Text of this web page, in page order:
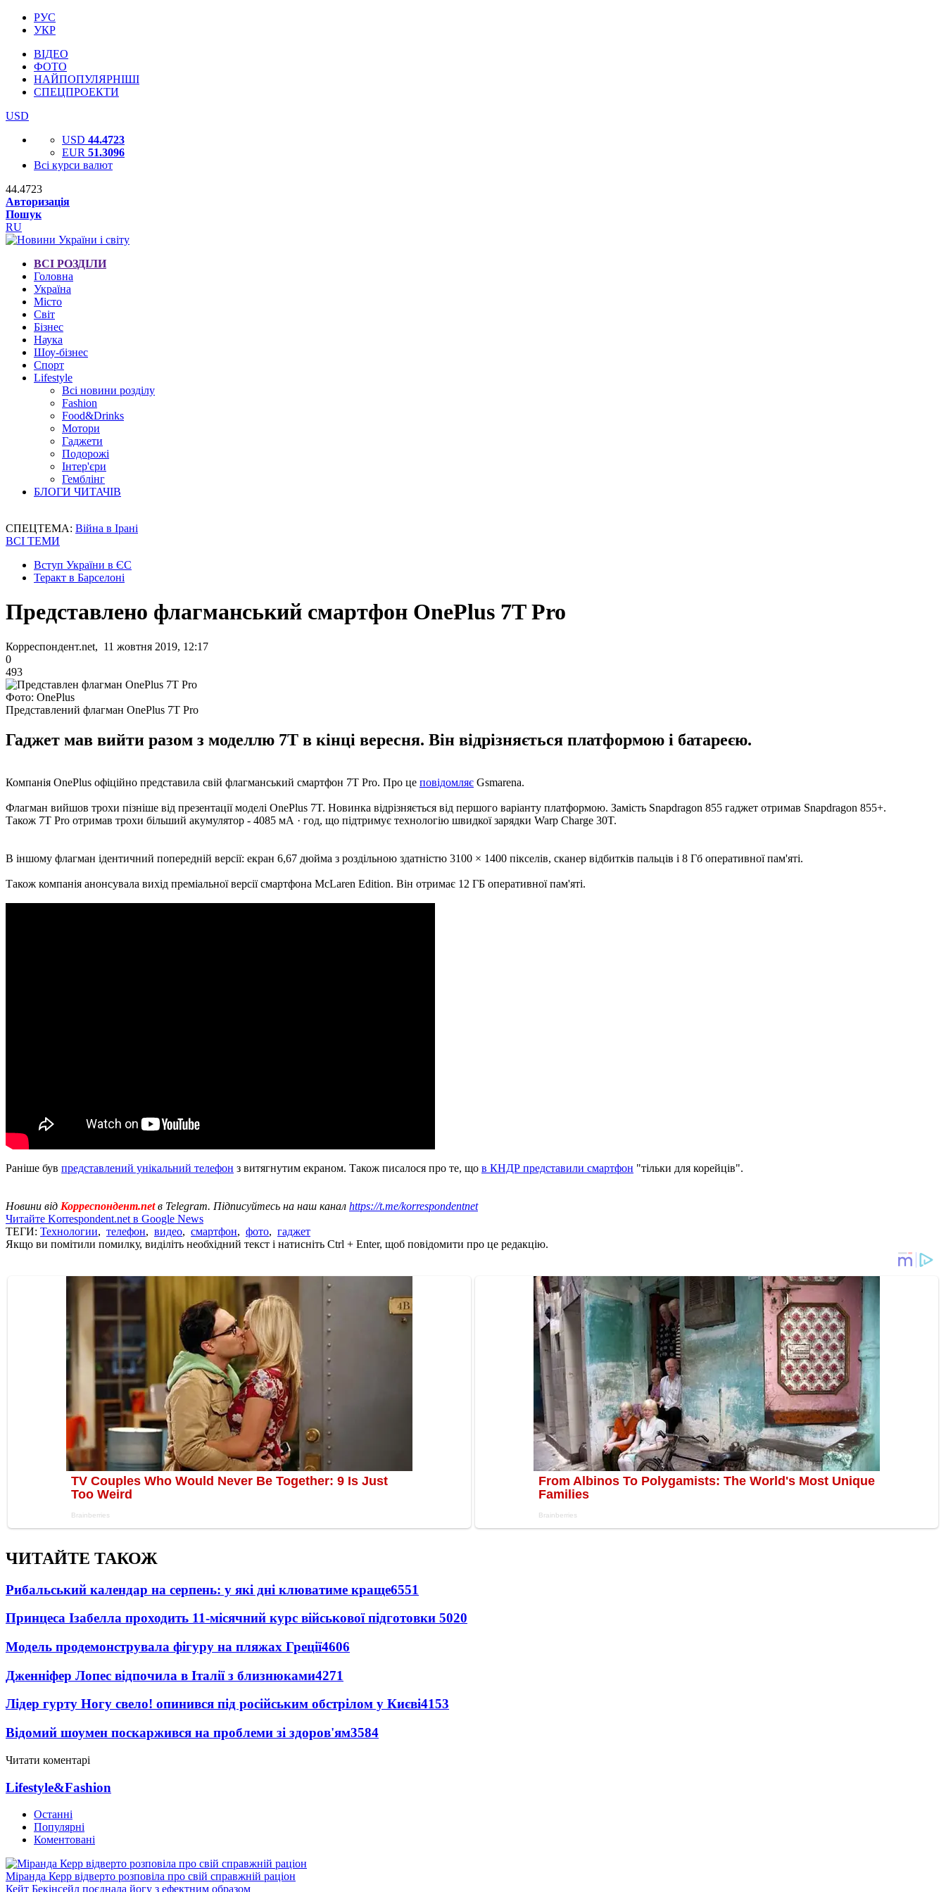
РУС
УКР
ВІДЕО
ФОТО
НАЙПОПУЛЯРНІШІ
СПЕЦПРОЕКТИ
USD
USD 44.4723
EUR 51.3096
Всі курси валют
44.4723
Авторизація
Пошук
RU
ВСІ РОЗДІЛИ
Головна
Україна
Місто
Світ
Бізнес
Наука
Шоу-бізнес
Спорт
Lifestyle
Всі новини розділу
Fashion
Food&Drinks
Мотори
Гаджети
Подорожі
Інтер'єри
Гемблінг
БЛОГИ ЧИТАЧІВ
СПЕЦТЕМА: Війна в Ірані
ВСІ ТЕМИ
Вступ України в ЄС
Теракт в Барселоні
Представлено флагманський смартфон OnePlus 7T Pro
Корреспондент.net, 11 жовтня 2019, 12:17
0
493
Фото: OnePlus
Представлений флагман OnePlus 7T Pro
Гаджет мав вийти разом з моделлю 7T в кінці вересня. Він відрізняється платформою і батареєю.
Компанія OnePlus офіційно представила свій флагманський смартфон 7T Pro. Про це повідомляє Gsmarena.
Флагман вийшов трохи пізніше від презентації моделі OnePlus 7T. Новинка відрізняється від першого варіанту платформою. Замість Snapdragon 855 гаджет отримав Snapdragon 855+.
Також 7T Pro отримав трохи більший акумулятор - 4085 мА · год, що підтримує технологію швидкої зарядки Warp Charge 30T.
В іншому флагман ідентичний попередній версії: екран 6,67 дюйма з роздільною здатністю 3100 × 1400 пікселів, сканер відбитків пальців і 8 Гб оперативної пам'яті.
Також компанія анонсувала вихід преміальної версії смартфона McLaren Edition. Він отримає 12 ГБ оперативної пам'яті.
Раніше був представлений унікальний телефон з витягнутим екраном. Також писалося про те, що в КНДР представили смартфон "тільки для корейців".
Новини від Корреспондент.netв Telegram. Підписуйтесь на наш канал https://t.me/korrespondentnet
Читайте Korrespondent.net в Google News
ТЕГИ: Технологии, телефон, видео, смартфон, фото, гаджет
Якщо ви помітили помилку, виділіть необхідний текст і натисніть Ctrl + Enter, щоб повідомити про це редакцію.
ЧИТАЙТЕ ТАКОЖ
Рибальський календар на серпень: у які дні клюватиме краще6551
Принцеса Ізабелла проходить 11-місячний курс військової підготовки 5020
Модель продемонструвала фігуру на пляжах Греції4606
Дженніфер Лопес відпочила в Італії з близнюками4271
Лідер гурту Ногу свело! опинився під російським обстрілом у Києві4153
Відомий шоумен поскаржився на проблеми зі здоров'ям3584
Читати коментарі
Lifestyle&Fashion
Останні
Популярні
Коментовані
Міранда Керр відверто розповіла про свій справжній раціон
Кейт Бекінсейл поєднала йогу з ефектним образом